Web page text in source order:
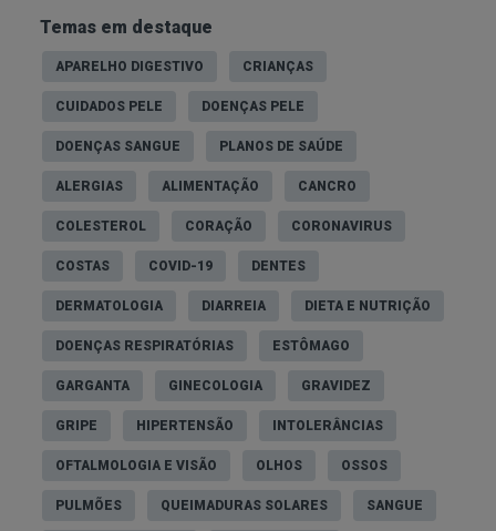
Temas em destaque
APARELHO DIGESTIVO CRIANÇAS
CUIDADOS PELE DOENÇAS PELE
DOENÇAS SANGUE PLANOS DE SAÚDE
ALERGIAS ALIMENTAÇÃO CANCRO
COLESTEROL CORAÇÃO CORONAVIRUS
COSTAS COVID-19 DENTES
DERMATOLOGIA DIARREIA DIETA E NUTRIÇÃO
DOENÇAS RESPIRATÓRIAS ESTÔMAGO
GARGANTA GINECOLOGIA GRAVIDEZ
GRIPE HIPERTENSÃO INTOLERÂNCIAS
OFTALMOLOGIA E VISÃO OLHOS OSSOS
PULMÕES QUEIMADURAS SOLARES SANGUE